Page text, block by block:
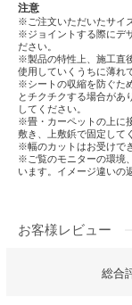
注意
※ご注文いただいたサイ
※ジョイントする際にデ
ださい。
※製品の特性上、施工直
使用していくうちに薄れ
※シートの収縮を防ぐた
とチクチクする場合があ
してください。
※畳・カーペットの上に
敷き、上敷鋲で固定して
※幅のカットはお受けで
※ご覧のモニターの環境
います。イメージ違いの
お客様レビュー
総合